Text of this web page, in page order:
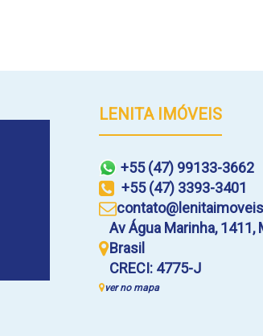
LENITA IMÓVEIS
+55 (47) 99133-3662
+55 (47) 3393-3401
Av Água Marinha, 1411,
Brasil
CRECI: 4775-J
ver no mapa